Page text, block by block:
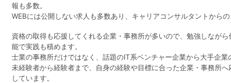
報も多数。
WEBには公開しない求人も多数あり、キャリアコンサルタントから
資格の取得も応援してくれる企業・事務所が多いので、勉強しなが
能で実践も積めます。
士業の事務所だけではなく、話題のIT系ベンチャー企業から大手企
未経験者から経験者まで、自身の経験や目標に合った企業・事務所
しています。